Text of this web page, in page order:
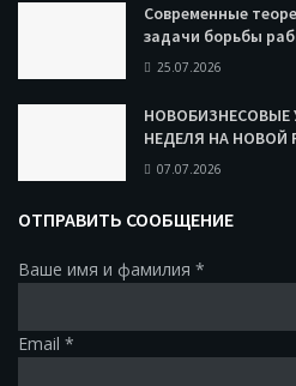
Современные
задачи борьбы
25.07.2026
НОВОБИЗНЕСОВЫЕ
НЕДЕЛЯ НА НОВОЙ
07.07.2026
ОТПРАВИТЬ СООБЩЕНИЕ
Ваше имя и фамилия *
Email *